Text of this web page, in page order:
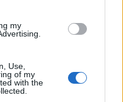
my
Use,
of my
with the
Δίκτυο